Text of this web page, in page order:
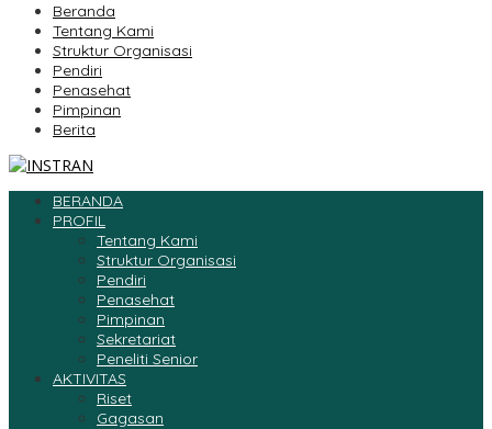
Beranda
Tentang Kami
Struktur Organisasi
Pendiri
Penasehat
Pimpinan
Berita
BERANDA
PROFIL
Tentang Kami
Struktur Organisasi
Pendiri
Penasehat
Pimpinan
Sekretariat
Peneliti Senior
AKTIVITAS
Riset
Gagasan